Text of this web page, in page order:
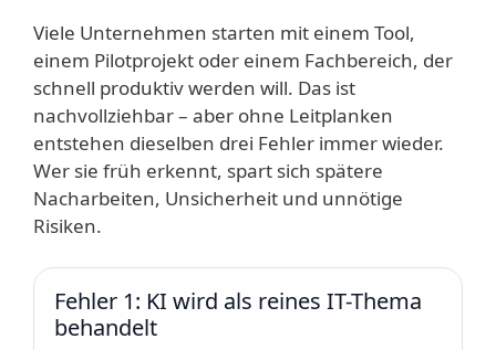
Viele Unternehmen starten mit einem Tool,
einem Pilotprojekt oder einem Fachbereich, der
schnell produktiv werden will. Das ist
nachvollziehbar – aber ohne Leitplanken
entstehen dieselben drei Fehler immer wieder.
Wer sie früh erkennt, spart sich spätere
Nacharbeiten, Unsicherheit und unnötige
Risiken.
Fehler 1: KI wird als reines IT-Thema
behandelt